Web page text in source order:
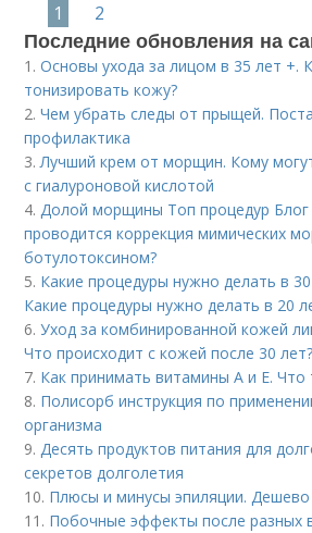
1 2
Последние обновления на
1.Основы ухода за лицом в 35 лет +.
тонизировать кожу?
2.Чем убрать следы от прыщей.
профилактика
3.Лучший крем от морщин. Кому
с гиалуроновой кислотой
4.Долой морщины Топ процедур Блог
проводится коррекция мимических
ботулотоксином?
5. Какие процедуры нужно делать в
Какие процедуры нужно делать в 20
6.Уход за комбинированной кожей
Что происходит с кожей после 30 лет?
7. Как принимать витамины А и Е. Что
8. Полисорб инструкция по
организма
9.Десять продуктов питания для
секретов долголетия
10. Плюсы и минусы эпиляции. Дешево
11. Побочные эффекты после разных